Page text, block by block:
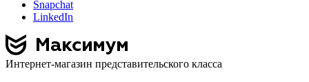
Snapchat
LinkedIn
Интернет-магазин представительского класса